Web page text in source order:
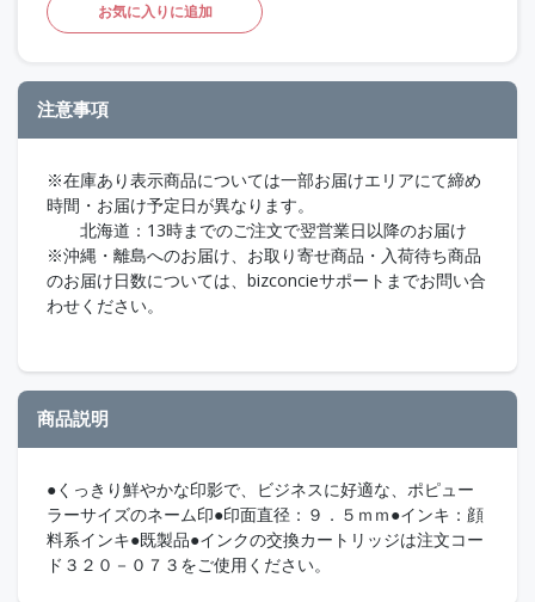
お気に入りに追加
注意事項
※在庫あり表示商品については一部お届けエリアにて締め
時間・お届け予定日が異なります。
北海道：13時までのご注文で翌営業日以降のお届け
※沖縄・離島へのお届け、お取り寄せ商品・入荷待ち商品
のお届け日数については、bizconcieサポートまでお問い合
わせください。
商品説明
●くっきり鮮やかな印影で、ビジネスに好適な、ポピュー
ラーサイズのネーム印●印面直径：９．５ｍｍ●インキ：顔
料系インキ●既製品●インクの交換カートリッジは注文コー
ド３２０－０７３をご使用ください。